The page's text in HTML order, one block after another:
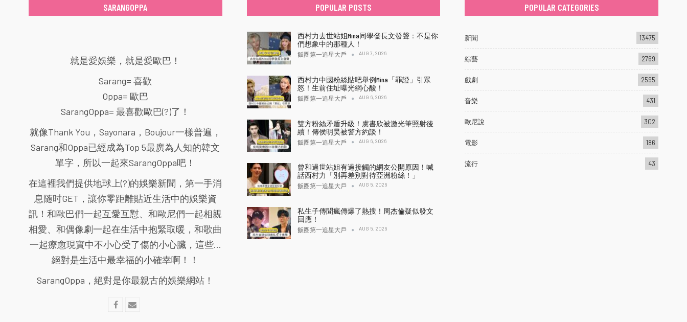
SARANGOPPA
就是愛娛樂，就是愛歐巴！
Sarang= 喜歡
Oppa= 歐巴
SarangOppa= 最喜歡歐巴(?)了！
就像Thank You，Sayonara，Boujour一樣普遍，
Sarang和Oppa已經成為Top 5最廣為人知的韓文
單字，所以一起來SarangOppa吧！
在這裡我們提供地球上(?)的娛樂新聞，第一手消
息随时GET，讓你零距離貼近生活中的娛樂資
訊！和歐巴們一起互愛互懟、和歐尼們一起相親
相愛、和偶像劇一起在生活中抱緊取暖，和歌曲
一起療愈現實中不小心受了傷的小心臟，這些...
絕對是生活中最幸福的小確幸啊！！
SarangOppa，絕對是你最親古的娛樂網站！
POPULAR POSTS
西村力去世站姐Mina同學發長文發聲：不是你
們想象中的那種人！
飯圈第一追星大戶 AUG 7, 2026
西村力中國粉絲貼吧舉例Mina「罪證」引眾
怒！生前住址曝光網心酸！
飯圈第一追星大戶 AUG 6, 2026
雙方粉絲矛盾升級！虞書欣被激光筆照射後
續！傳侯明昊被警方約談！
飯圈第一追星大戶 AUG 6, 2026
曾和過世站姐有過接觸的網友公開原因！喊
話西村力「別再差別對待亞洲粉絲！」
飯圈第一追星大戶 AUG 5, 2026
私生子傳聞瘋傳爆了熱搜！周杰倫疑似發文
回應！
飯圈第一追星大戶 AUG 5, 2026
POPULAR CATEGORIES
新聞 13475
綜藝 2769
戲劇 2595
音樂 431
歐尼說 302
電影 186
流行 43